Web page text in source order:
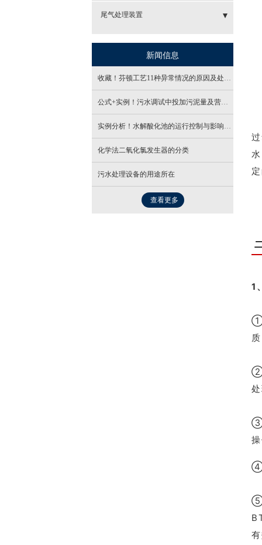
1
①
②
③
④
⑤
有
- 气浮沉淀机
- UV光氧净化器
- 板框压滤机
- 缓释消毒器
- 板式换热器组
- 螺旋缠绕管式换热器
- 沼气储气柜
- 厌氧反应罐
尾气处理装置
- 酸/碱洗塔
- 臭氧发生器
- 吸收塔
- 喷淋塔
新闻信息
收藏！芬顿工艺11种异常情况的原因及处理方法！
公式+实例！污水调试中投加污泥量及营养源的计算！
实例分析！水解酸化池的运行控制与影响因素！
化学法二氧化氯发生器的分类
污水处理设备的用途所在
查看更多